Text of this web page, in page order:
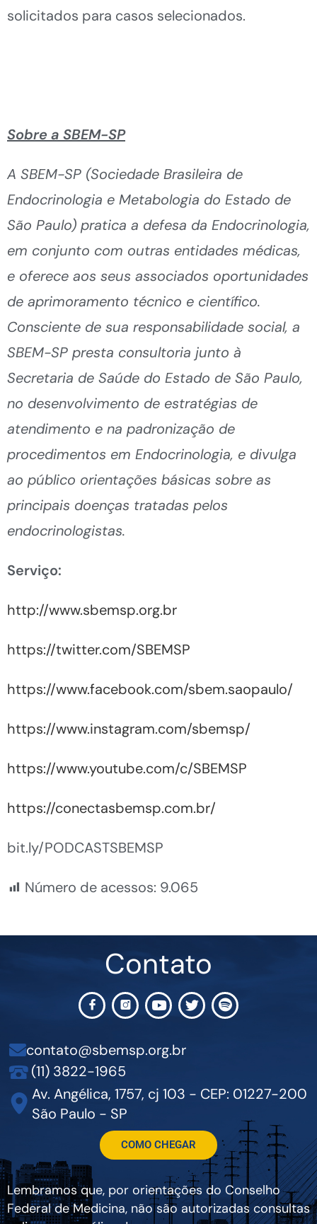
solicitados para casos selecionados.
Sobre a SBEM-SP
A SBEM-SP (Sociedade Brasileira de
Endocrinologia e Metabologia do Estado de
São Paulo) pratica a defesa da Endocrinologia,
em conjunto com outras entidades médicas,
e oferece aos seus associados oportunidades
de aprimoramento técnico e científico.
Consciente de sua responsabilidade social, a
SBEM-SP presta consultoria junto à
Secretaria de Saúde do Estado de São Paulo,
no desenvolvimento de estratégias de
atendimento e na padronização de
procedimentos em Endocrinologia, e divulga
ao público orientações básicas sobre as
principais doenças tratadas pelos
endocrinologistas.
Serviço:
http://www.sbemsp.org.br
https://twitter.com/SBEMSP
https://www.facebook.com/sbem.saopaulo/
https://www.instagram.com/sbemsp/
https://www.youtube.com/c/SBEMSP
https://conectasbemsp.com.br/
bit.ly/PODCASTSBEMSP
Número de acessos: 9.065
Contato
contato@sbemsp.org.br
(11) 3822-1965
Av. Angélica, 1757, cj 103 - CEP: 01227-200
São Paulo - SP
COMO CHEGAR
Lembramos que, por orientações do Conselho
Federal de Medicina, não são autorizadas consultas